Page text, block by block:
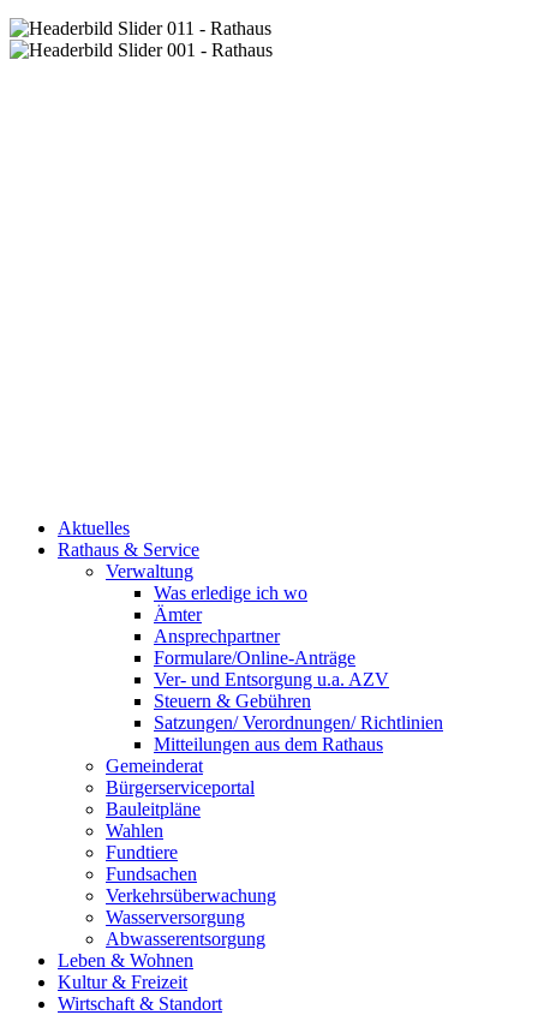
Aktuelles
Rathaus & Service
Verwaltung
Was erledige ich wo
Ämter
Ansprechpartner
Formulare/Online-Anträge
Ver- und Entsorgung u.a. AZV
Steuern & Gebühren
Satzungen/ Verordnungen/ Richtlinien
Mitteilungen aus dem Rathaus
Gemeinderat
Bürgerserviceportal
Bauleitpläne
Wahlen
Fundtiere
Fundsachen
Verkehrsüberwachung
Wasserversorgung
Abwasserentsorgung
Leben & Wohnen
Kultur & Freizeit
Wirtschaft & Standort